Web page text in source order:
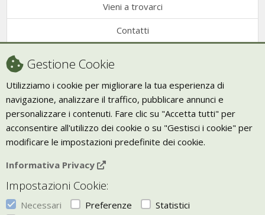
Vieni a trovarci
Contatti
Trasporto
Giornale Bio
Bio Arredamento
Vivere Zen è un marchio di Uketis srls
p.iva IT06473130828
Gestione Cookie
Utilizziamo i cookie per migliorare la tua esperienza di
navigazione, analizzare il traffico, pubblicare annunci e
personalizzare i contenuti. Fare clic su "Accetta tutti" per
acconsentire all'utilizzo dei cookie o su "Gestisci i cookie" per
modificare le impostazioni predefinite dei cookie.
Informativa Privacy
Impostazioni Cookie:
Necessari Preferenze
Statistici